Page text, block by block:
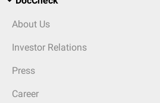
About Us
Investor Relations
Press
Career